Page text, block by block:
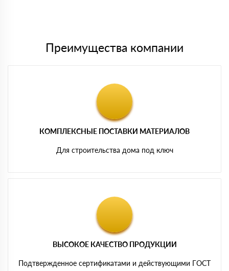
Преимущества компании
КОМПЛЕКСНЫЕ ПОСТАВКИ МАТЕРИАЛОВ
Для строительства дома под ключ
ВЫСОКОЕ КАЧЕСТВО ПРОДУКЦИИ
Подтвержденное сертификатами и действующими ГОСТ